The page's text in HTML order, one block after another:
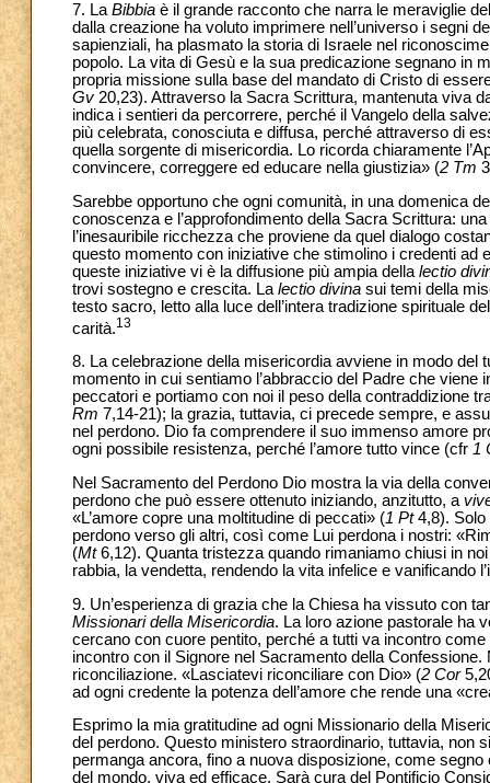
7. La Bibbia è il grande racconto che narra le meraviglie
dalla creazione ha voluto imprimere nell’universo i segni
sapienziali, ha plasmato la storia di Israele nel
popolo. La vita di Gesù e la sua predicazione segnano in
propria missione sulla base del mandato di Cristo di
Gv 20,23). Attraverso la Sacra Scrittura, mantenuta viva
indica i sentieri da percorrere, perché il Vangelo della
più celebrata, conosciuta e diffusa, perché attraverso di
quella sorgente di misericordia. Lo ricorda chiaramente
convincere, correggere ed educare nella giustizia» (2 Tm
Sarebbe opportuno che ogni comunità, in una domenica
conoscenza e l’approfondimento della Sacra Scrittura:
l’inesauribile ricchezza che proviene da quel dialogo
questo momento con iniziative che stimolino i credenti
queste iniziative vi è la diffusione più ampia della lectio
trovi sostegno e crescita. La lectio divina sui temi della
testo sacro, letto alla luce dell’intera tradizione spirituale
carità.13
8. La celebrazione della misericordia avviene in modo del
momento in cui sentiamo l’abbraccio del Padre che
peccatori e portiamo con noi il peso della contraddizione
Rm 7,14-21); la grazia, tuttavia, ci precede sempre, e
nel perdono. Dio fa comprendere il suo immenso amore
ogni possibile resistenza, perché l’amore tutto vince (cfr 1
Nel Sacramento del Perdono Dio mostra la via della
perdono che può essere ottenuto iniziando, anzitutto, a
«L’amore copre una moltitudine di peccati» (1 Pt4,8). Solo
perdono verso gli altri, così come Lui perdona i nostri:
(Mt6,12). Quanta tristezza quando rimaniamo chiusi in
rabbia, la vendetta, rendendo la vita infelice e vanificando
9. Un’esperienza di grazia che la Chiesa ha vissuto con
Missionari della Misericordia. La loro azione pastorale ha
cercano con cuore pentito, perché a tutti va incontro
incontro con il Signore nel Sacramento della
riconciliazione. «Lasciatevi riconciliare con Dio» (2 Cor
ad ogni credente la potenza dell’amore che rende una
Esprimo la mia gratitudine ad ogni Missionario della
del perdono. Questo ministero straordinario, tuttavia, non
permanga ancora, fino a nuova disposizione, come
del mondo, viva ed efficace. Sarà cura del Pontificio